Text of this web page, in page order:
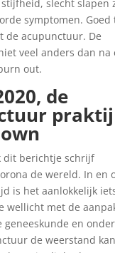
slecht slapen
symptomen. Goed
de acupunctuur. De
veel anders dan na
out.
de
dit berichtje schrijf
de wereld. In en
is het aanlokkelijk
wellicht met de
geneeskunde en onder
de weerstand kan